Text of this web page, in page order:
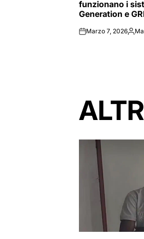
funzionano i
Generation e
onMarzo 7, 2026